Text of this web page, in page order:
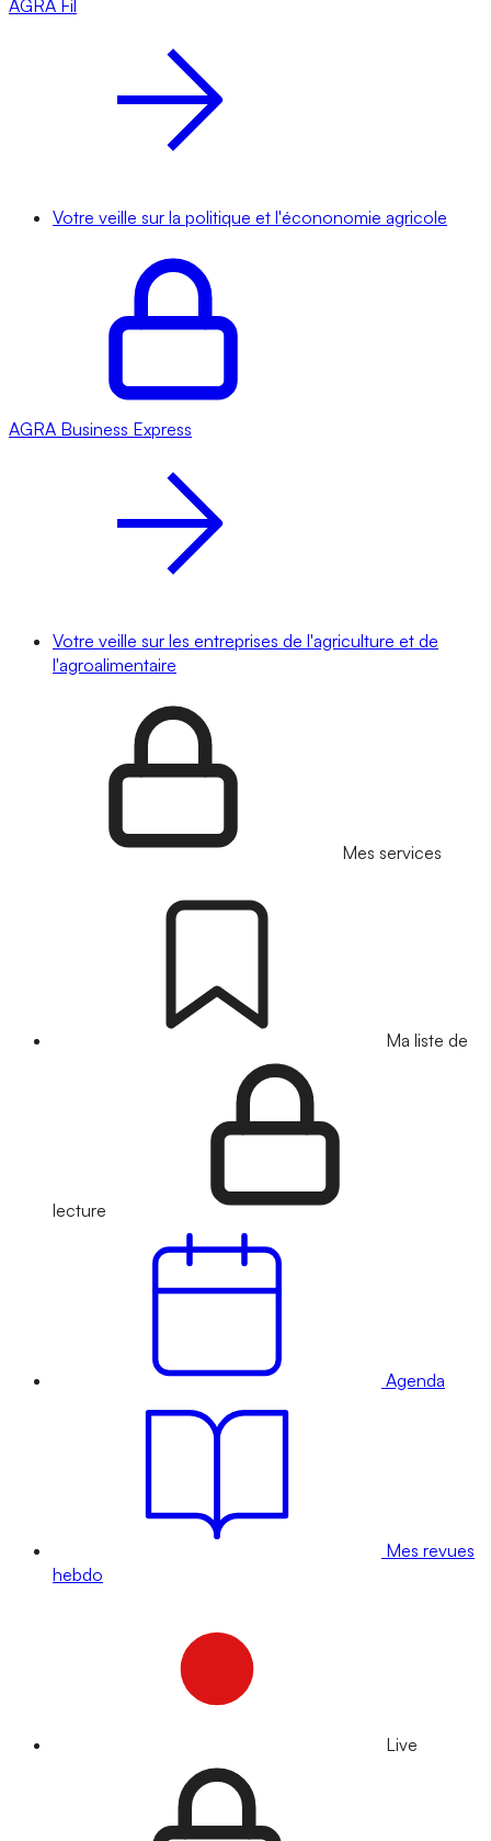
AGRA Fil
Votre veille sur la politique et l'écononomie agricole
AGRA Business Express
Votre veille sur les entreprises de l'agriculture et de
l'agroalimentaire
Mes services
Ma liste de
lecture
Agenda
Mes revues
hebdo
Live